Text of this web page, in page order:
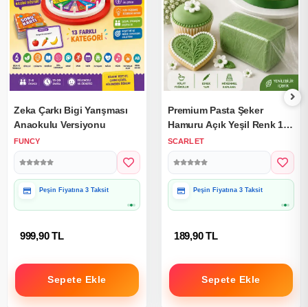
Zeka Çarkı Bigi Yarışması
Anaokulu Versiyonu
FUNCY
Peşin Fiyatına 3 Taksit
999,90 TL
Sepete Ekle
Premium Pasta Şeker
Hamuru Açık Yeşil Renk 1
Kg.
SCARLET
Peşin Fiyatına 3 Taksit
189,90 TL
Sepete Ekle